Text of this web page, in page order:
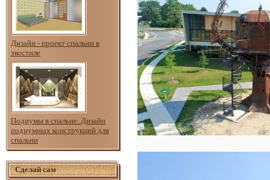
Дизайн - проект спальни в
экостиле
Подиумы в спальне. Дизайн
подиумных конструкций для
спальни
Сделай сам